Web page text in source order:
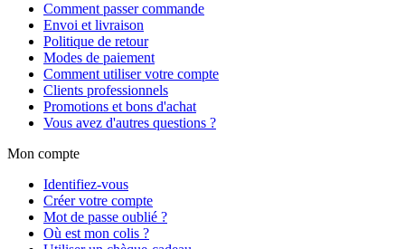
Comment passer commande
Envoi et livraison
Politique de retour
Modes de paiement
Comment utiliser votre compte
Clients professionnels
Promotions et bons d'achat
Vous avez d'autres questions ?
Mon compte
Identifiez-vous
Créer votre compte
Mot de passe oublié ?
Où est mon colis ?